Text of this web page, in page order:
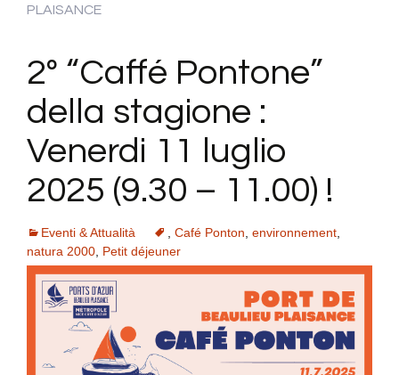
PLAISANCE
2º “Caffé Pontone”
della stagione :
Venerdi 11 luglio
2025 (9.30 – 11.00) !
Eventi & Attualità Café Ponton environnement
natura 2000 Petit déjeuner